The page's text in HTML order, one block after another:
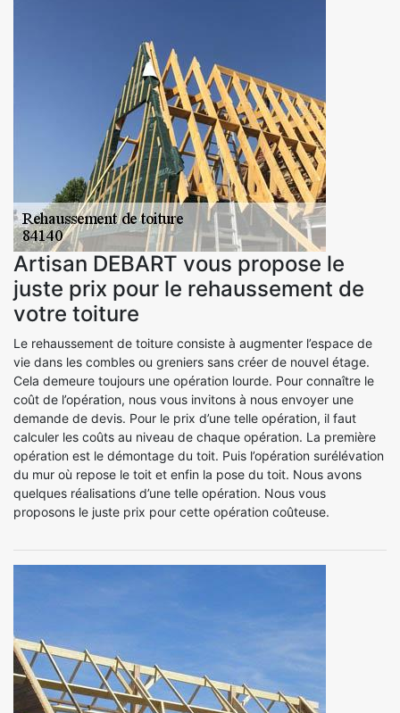
Artisan DEBART vous propose le
juste prix pour le rehaussement de
votre toiture
Le rehaussement de toiture consiste à augmenter l’espace de
vie dans les combles ou greniers sans créer de nouvel étage.
Cela demeure toujours une opération lourde. Pour connaître le
coût de l’opération, nous vous invitons à nous envoyer une
demande de devis. Pour le prix d’une telle opération, il faut
calculer les coûts au niveau de chaque opération. La première
opération est le démontage du toit. Puis l’opération surélévation
du mur où repose le toit et enfin la pose du toit. Nous avons
quelques réalisations d’une telle opération. Nous vous
proposons le juste prix pour cette opération coûteuse.